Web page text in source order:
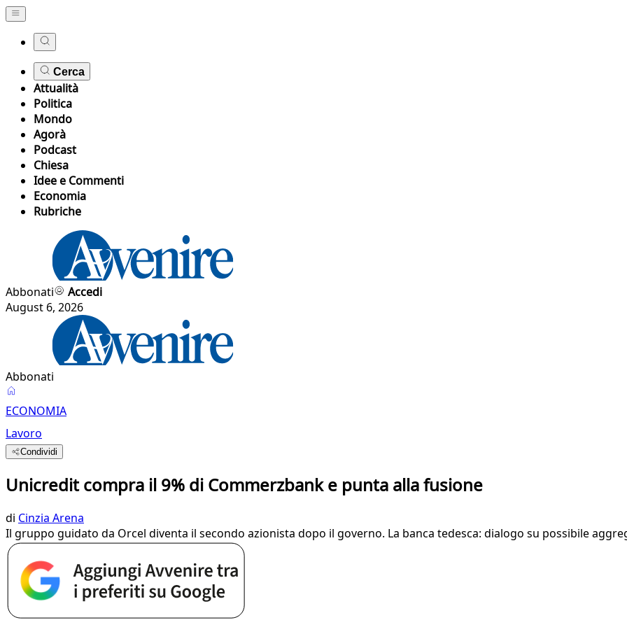
Cerca
Attualità
Politica
Mondo
Agorà
Podcast
Chiesa
Idee e Commenti
Economia
Rubriche
Abbonati
Accedi
August 6, 2026
Abbonati
ECONOMIA
Lavoro
Condividi
Unicredit compra il 9% di Commerzbank e punta alla fusione
di Cinzia Arena
Il gruppo guidato da Orcel diventa il secondo azionista dopo il governo. La banca tedesca: dialogo su possibile